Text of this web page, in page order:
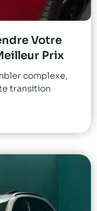
Votre
Prix
complexe,
transition